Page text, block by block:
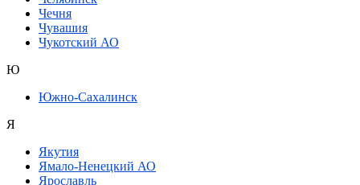
Чечня
Чувашия
Чукотский АО
Ю
Южно-Сахалинск
Я
Якутия
Ямало-Ненецкий АО
Ярославль